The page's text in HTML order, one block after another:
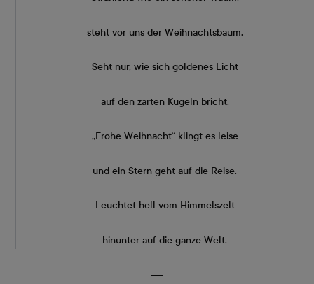
steht vor uns der Weihnachtsbaum.
Seht nur, wie sich goldenes Licht
auf den zarten Kugeln bricht.
„Frohe Weihnacht“ klingt es leise
und ein Stern geht auf die Reise.
Leuchtet hell vom Himmelszelt
hinunter auf die ganze Welt.
―